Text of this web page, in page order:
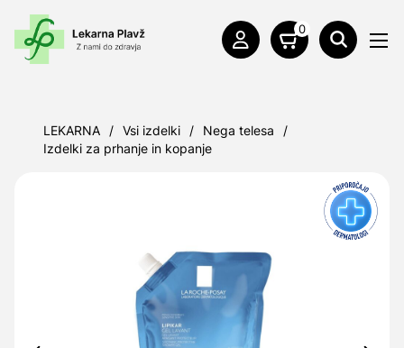
0
LEKARNA / Vsi izdelki / Nega telesa
/
Izdelki za prhanje in kopanje